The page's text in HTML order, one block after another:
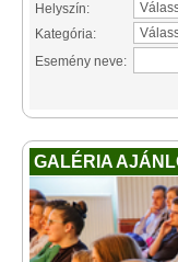
Helyszín:
Kategória:
Esemény neve:
GALÉRIA